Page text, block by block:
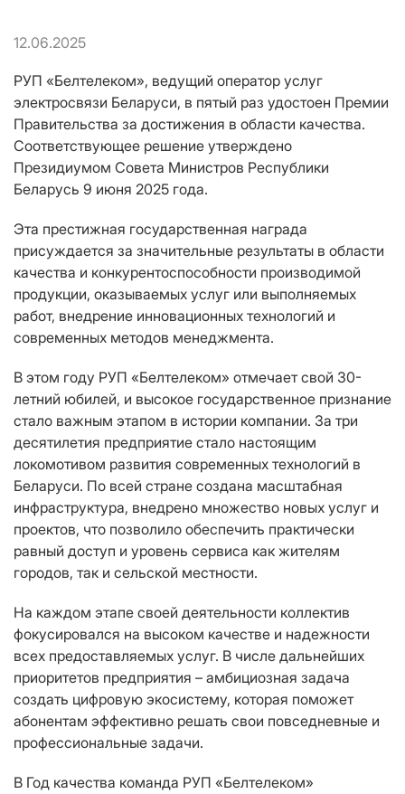
12.06.2025
РУП «Белтелеком», ведущий оператор услуг
электросвязи Беларуси, в пятый раз удостоен Премии
Правительства за достижения в области качества.
Соответствующее решение утверждено
Президиумом Совета Министров Республики
Беларусь 9 июня 2025 года.
Эта престижная государственная награда
присуждается за значительные результаты в области
качества и конкурентоспособности производимой
продукции, оказываемых услуг или выполняемых
работ, внедрение инновационных технологий и
современных методов менеджмента.
В этом году РУП «Белтелеком» отмечает свой 30-
летний юбилей, и высокое государственное признание
стало важным этапом в истории компании. За три
десятилетия предприятие стало настоящим
локомотивом развития современных технологий в
Беларуси. По всей стране создана масштабная
инфраструктура, внедрено множество новых услуг и
проектов, что позволило обеспечить практически
равный доступ и уровень сервиса как жителям
городов, так и сельской местности.
На каждом этапе своей деятельности коллектив
фокусировался на высоком качестве и надежности
всех предоставляемых услуг. В числе дальнейших
приоритетов предприятия – амбициозная задача
создать цифровую экосистему, которая поможет
абонентам эффективно решать свои повседневные и
профессиональные задачи.
В Год качества команда РУП «Белтелеком»